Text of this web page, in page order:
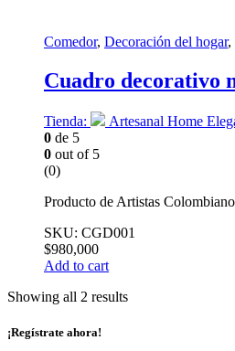
Comedor, Decoración del hogar,
Cuadro decorativo
Tienda:
Artesanal Home
0 de 5
0 out of 5
(0)
Producto de Artistas
SKU: CGD001
$980,000
Add to cart
Showing all 2 results
¡Regístrate ahora!